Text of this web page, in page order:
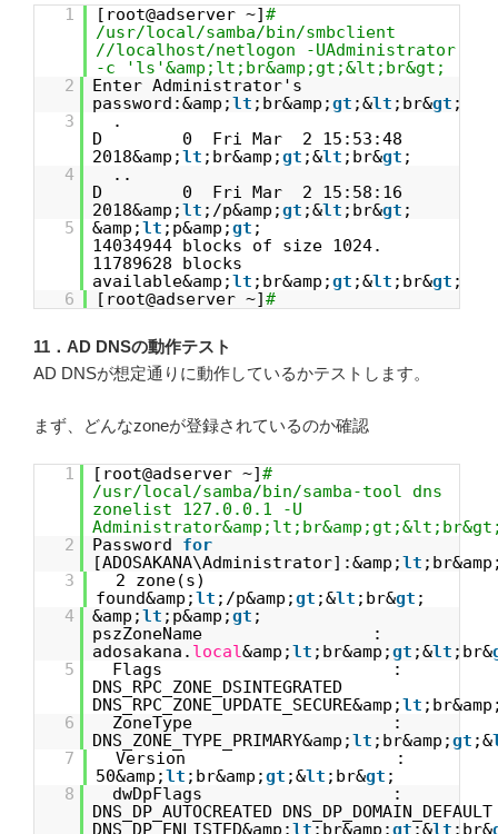
1 [root@adserver ~]#
/usr/local/samba/bin/smbclient
//localhost/netlogon -UAdministrator
-c 'ls'&amp;lt;br&amp;gt;&lt;br&gt;
2
Enter Administrator's
password:&amp;lt ;br&amp;gt ;&lt ;br&gt ;
3
.
D 0 Fri Mar 2 15:53:48
2018&amp;lt ;br&amp;gt ;&lt ;br&gt ;
4
..
D 0 Fri Mar 2 15:58:16
2018&amp;lt ;/p&amp;gt ;&lt ;br&gt ;
5
&amp;lt ;p&amp;gt ;
14034944 blocks of size 1024.
11789628 blocks
available&amp;lt ;br&amp;gt ;&lt ;br&gt ;
6
[root@adserver ~]#
11．AD DNSの動作テスト
AD DNSが想定通りに動作しているかテストします。
まず、どんなzoneが登録されているのか確認
1 [root@adserver ~]#
/usr/local/samba/bin/samba-tool dns
zonelist 127.0.0.1 -U
2
Password for
[ADOSAKANA\Administrator]:&amp;lt
3
2 zone(s)
found&amp;lt ;/p&amp;gt ;&lt ;br&gt ;
4
&amp;lt ;p&amp;gt ;
pszZoneName :
adosakana. local&amp;lt ;br&amp;gt ;&lt ;br&
5
Flags :
DNS_RPC_ZONE_DSINTEGRATED
DNS_RPC_ZONE_UPDATE_SECURE&amp;lt
6
ZoneType :
DNS_ZONE_TYPE_PRIMARY&amp;lt ;br&amp;gt ;&
7
Version :
50&amp;lt ;br&amp;gt ;&lt ;br&gt ;
8
dwDpFlags :
DNS_DP_AUTOCREATED DNS_DP_DOMAIN_DEFAULT
DNS_DP_ENLISTED&amp;lt ;br&amp;gt ;&lt ;br&